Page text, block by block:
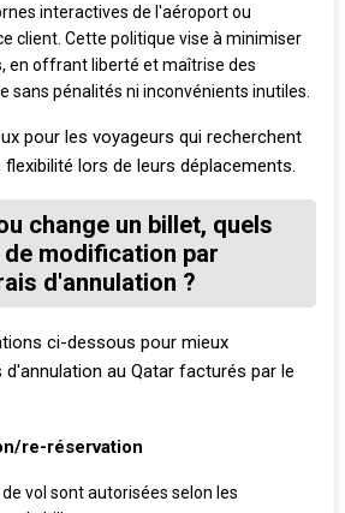
interactives de l'aéroport ou
client. Cette politique vise à minimiser
en offrant liberté et maîtrise des
sans pénalités ni inconvénients inutiles.
pour les voyageurs qui recherchent
lors de leurs déplacements.
change un billet, quels
modification par
d'annulation ?
ci-dessous pour mieux
au Qatar facturés par le
re-réservation
vol sont autorisées selon les